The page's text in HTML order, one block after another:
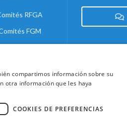
RFGA
FGM
compartimos información sobre su
otra información que les haya
COOKIES DE PREFERENCIAS